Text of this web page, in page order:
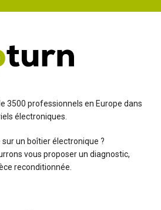
3500 professionnels en Europe dans
électroniques.
un boîtier électronique ?
vous proposer un diagnostic,
reconditionnée.